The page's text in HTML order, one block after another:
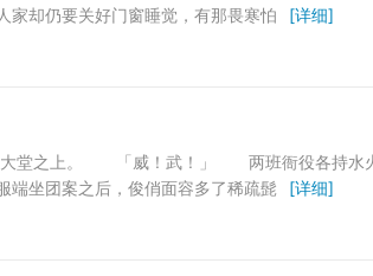
却仍要关好门窗睡觉，有那畏寒怕
[详细]
上。 「威！武！」 两班衙役各持水火
坐团案之后，俊俏面容多了稀疏髭
[详细]